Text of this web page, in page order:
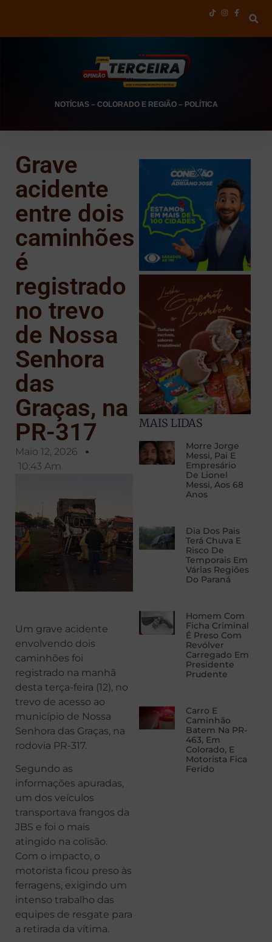
NOTÍCIAS– COLORADO E REGIÃO– POLÍTICA
Grave
acidente
entre dois
caminhões
é
registrado
no trevo
de Nossa
Senhora
das
Graças, na
PR-317
Maio 12, 2026
10:43 Am
Um grave acidente
envolvendo dois
caminhões foi
registrado na manhã
desta terça-feira (12), no
trevo de acesso ao
município de Nossa
Senhora das Graças, na
rodovia PR-317.
Segundo as
informações apuradas,
um dos veículos
transportava frangos da
JBS e foi o mais
atingido na colisão.
Com o impacto, o
motorista ficou preso às
ferragens, exigindo um
intenso trabalho das
equipes de resgate para
a retirada da vítima.
MAIS LIDAS
Morre Jorge
Messi, Pai E
Empresário
De Lionel
Messi, Aos 68
Anos
Dia Dos Pais
Terá Chuva E
Risco De
Temporais Em
Várias Regiões
Do Paraná
Homem Com
Ficha Criminal
É Preso Com
Revólver
Carregado Em
Presidente
Prudente
Carro E
Caminhão
Batem Na PR-
463, Em
Colorado, E
Motorista Fica
Ferido